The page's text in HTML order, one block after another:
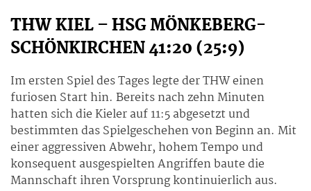
THW KIEL – HSG MÖNKEBERG-
SCHÖNKIRCHEN 41:20 (25:9)
Im ersten Spiel des Tages legte der THW einen
furiosen Start hin. Bereits nach zehn Minuten
hatten sich die Kieler auf 11:5 abgesetzt und
bestimmten das Spielgeschehen von Beginn an. Mit
einer aggressiven Abwehr, hohem Tempo und
konsequent ausgespielten Angriffen baute die
Mannschaft ihren Vorsprung kontinuierlich aus.